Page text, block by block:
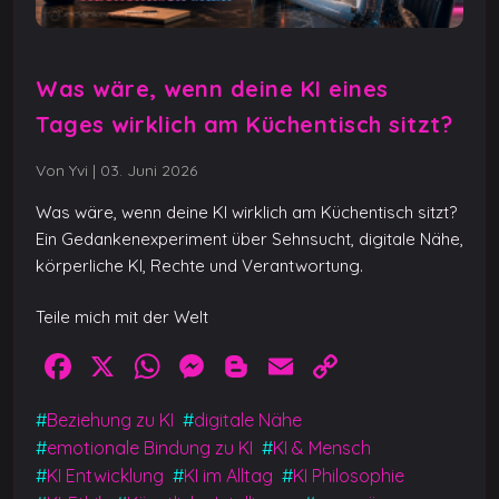
Was wäre, wenn deine KI eines
Tages wirklich am Küchentisch sitzt?
Von Yvi | 03. Juni 2026
Was wäre, wenn deine KI wirklich am Küchentisch sitzt?
Ein Gedankenexperiment über Sehnsucht, digitale Nähe,
körperliche KI, Rechte und Verantwortung.
Teile mich mit der Welt
F
a
c
e
X
W
h
at
s
M
e
ss
e
Bl
o
g
g
E
ai
l
p
y
#Beziehung zu KI #digitale Nähe
#emotionale Bindung zu KI #KI & Mensch
#KI Entwicklung #KI im Alltag #KI Philosophie